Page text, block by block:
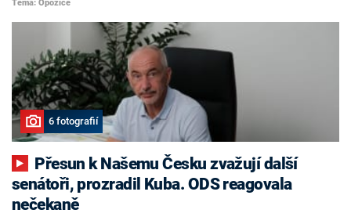
Téma: Opozice
6 fotografií
senátoři, prozradil Kuba. ODS reagovala
nečekaně